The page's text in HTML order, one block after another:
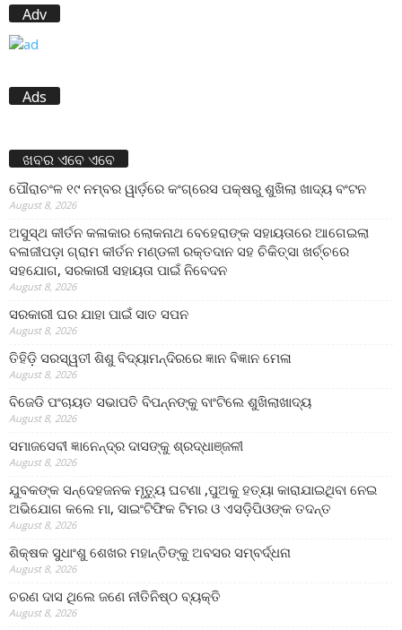
Adv
Ads
ଖବର ଏବେ ଏବେ
ପୌରାଚଂଳ ୧୯ ନମ୍ବର ୱାର୍ଡ଼ରେ କଂଗ୍ରେସ ପକ୍ଷରୁ ଶୁଖିଲା ଖାଦ୍ୟ ବଂଟନ
August 8, 2026
ଅସୁସ୍ଥ କୀର୍ତନ କଳାକାର ଲୋକନାଥ ବେହେରାଙ୍କ ସହାୟତାରେ ଆଗେଇଲା
ବଳାଜୀପଡ଼ା ଗ୍ରାମ କୀର୍ତନ ମଣ୍ଡଳୀ ରକ୍ତଦାନ ସହ ଚିକିତ୍ସା ଖର୍ଚ୍ଚରେ
ସହଯୋଗ, ସରକାରୀ ସହାୟତା ପାଇଁ ନିବେଦନ
August 8, 2026
ସରକାରୀ ଘର ଯାହା ପାଇଁ ସାତ ସପନ
August 8, 2026
ତିହିଡି଼ ସରସ୍ୱତୀ ଶିଶୁ ବିଦ୍ୟାମନ୍ଦିରରେ ଜ୍ଞାନ ବିଜ୍ଞାନ ମେଳା
August 8, 2026
ବିଜେଡି ପଂଚାୟତ ସଭାପତି ବିପନ୍ନଙ୍କୁ ବାଂଟିଲେ ଶୁଖିଲାଖାଦ୍ୟ
August 8, 2026
ସମାଜସେବୀ ଜ୍ଞାନେନ୍ଦ୍ର ଦାସଙ୍କୁ ଶ୍ରଦ୍ଧାଞ୍ଜଳୀ
August 8, 2026
ଯୁବକଙ୍କ ସନ୍ଦେହଜନକ ମୃତ୍ୟୁ ଘଟଣା ,ପୁଅକୁ ହତ୍ୟା କାରାଯାଇଥିବା ନେଇ
ଅଭିଯୋଗ କଲେ ମା, ସାଇଂଟିଫିକ ଟିମର ଓ ଏସଡ଼ିପିଓଙ୍କ ତଦନ୍ତ
August 8, 2026
ଶିକ୍ଷକ ସୁଧାଂଶୁ ଶେଖର ମହାନ୍ତିଙ୍କୁ ଅବସର ସମ୍ବର୍ଦ୍ଧନା
August 8, 2026
ଚରଣ ଦାସ ଥିଲେ ଜଣେ ନୀତିନିଷ୍ଠ ବ୍ୟକ୍ତି
August 8, 2026